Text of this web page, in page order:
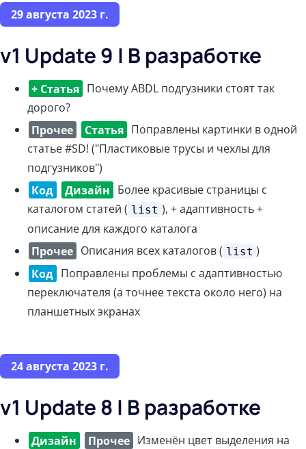
29 августа 2023 г.
v1 Update 9 | В разработке
+ Статья Почему ABDL подгузники стоят так
дорого?
Прочее
Статья Поправлены картинки в одной
статье #SD! ("Пластиковые трусы и чехлы для
подгузников")
Код
Дизайн Более красивые страницы с
каталогом статей ( list ), + адаптивность +
описание для каждого каталога
Прочее Описания всех каталогов ( list )
Код Поправлены проблемы с адаптивностью
переключателя (а точнее текста около него) на
планшетных экранах
24 августа 2023 г.
v1 Update 8 | В разработке
Дизайн Прочее Изменён цвет выделения на